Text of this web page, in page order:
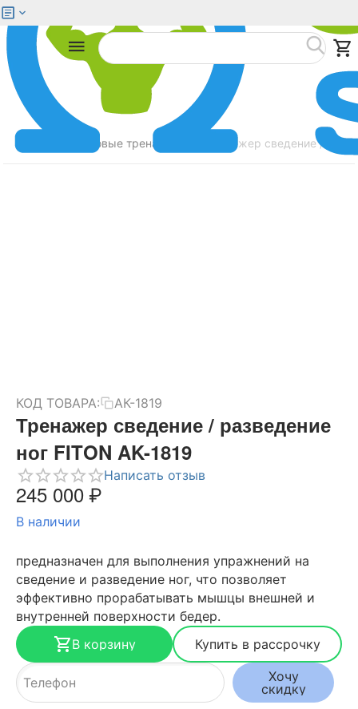
Силовые тренажеры Тренажер сведение /
КОД ТОВАРА: АК-1819
Тренажер сведение / разведение
ног FITON AK-1819
Написать отзыв
245 000₽
В наличии
предназначен для выполнения упражнений на
сведение и разведение ног, что позволяет
эффективно прорабатывать мышцы внешней и
внутренней поверхности бедер.
В корзину
Купить в рассрочку
Хочу
скидку
Меню Найти